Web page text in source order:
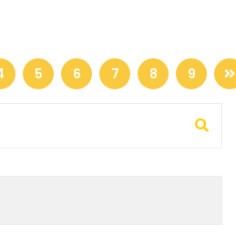
5 6 7 8 9